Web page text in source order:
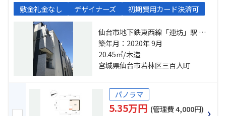
敷金礼金なし デザイナーズ 初期費用カード決済可
仙台市地下鉄東西線「連坊」駅 徒
歩9分 仙台市地下鉄東西線「薬師
堂」駅 徒歩14分 仙台市営南北線
「河原町」駅 徒歩15分
築年月：2020年 9月
20.45㎡/木造
宮城県仙台市若林区三百人町
パノラマ
5.35万円 (管理費 4,000円)